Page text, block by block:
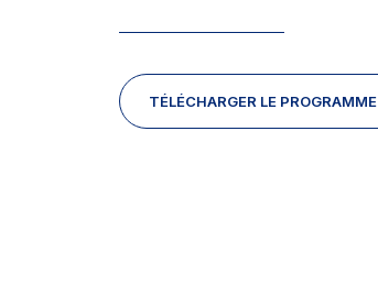
TÉLÉCHARGER LE PROGRAMME